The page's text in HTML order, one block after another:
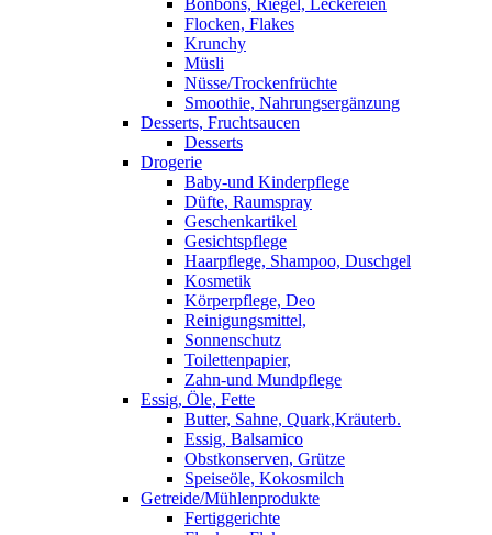
Bonbons, Riegel, Leckereien
Flocken, Flakes
Krunchy
Müsli
Nüsse/Trockenfrüchte
Smoothie, Nahrungsergänzung
Desserts, Fruchtsaucen
Desserts
Drogerie
Baby-und Kinderpflege
Düfte, Raumspray
Geschenkartikel
Gesichtspflege
Haarpflege, Shampoo, Duschgel
Kosmetik
Körperpflege, Deo
Reinigungsmittel,
Sonnenschutz
Toilettenpapier,
Zahn-und Mundpflege
Essig, Öle, Fette
Butter, Sahne, Quark,Kräuterb.
Essig, Balsamico
Obstkonserven, Grütze
Speiseöle, Kokosmilch
Getreide/Mühlenprodukte
Fertiggerichte